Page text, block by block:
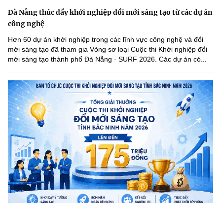
Đà Nẵng thúc đẩy khởi nghiệp đổi mới sáng tạo từ các dự án
công nghệ
Hơn 60 dự án khởi nghiệp trong các lĩnh vực công nghệ và đổi
mới sáng tạo đã tham gia Vòng sơ loại Cuộc thi Khởi nghiệp đổi
mới sáng tạo thành phố Đà Nẵng - SURF 2026. Các dự án có...